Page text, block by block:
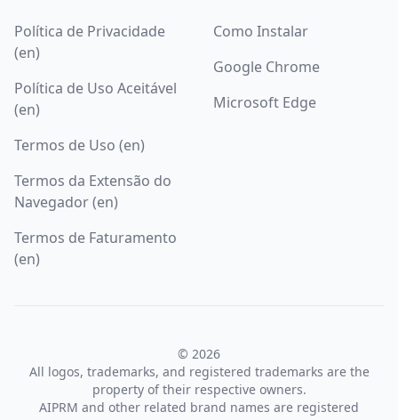
Política de Privacidade
(en)
Política de Uso Aceitável
(en)
Termos de Uso (en)
Termos da Extensão do
Navegador (en)
Termos de Faturamento
(en)
Como Instalar
Google Chrome
Microsoft Edge
© 2026
All logos, trademarks, and registered trademarks are the
property of their respective owners.
AIPRM and other related brand names are registered